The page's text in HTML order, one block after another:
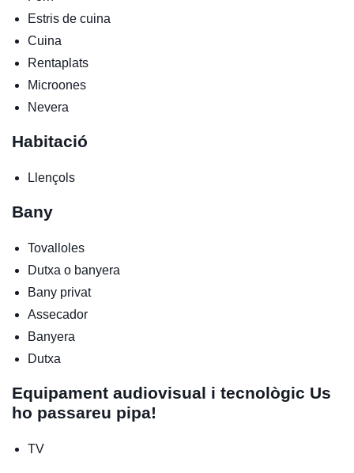
Estris de cuina
Cuina
Rentaplats
Microones
Nevera
Habitació
Llençols
Bany
Tovalloles
Dutxa o banyera
Bany privat
Assecador
Banyera
Dutxa
Equipament audiovisual i tecnològic Us
ho passareu pipa!
TV